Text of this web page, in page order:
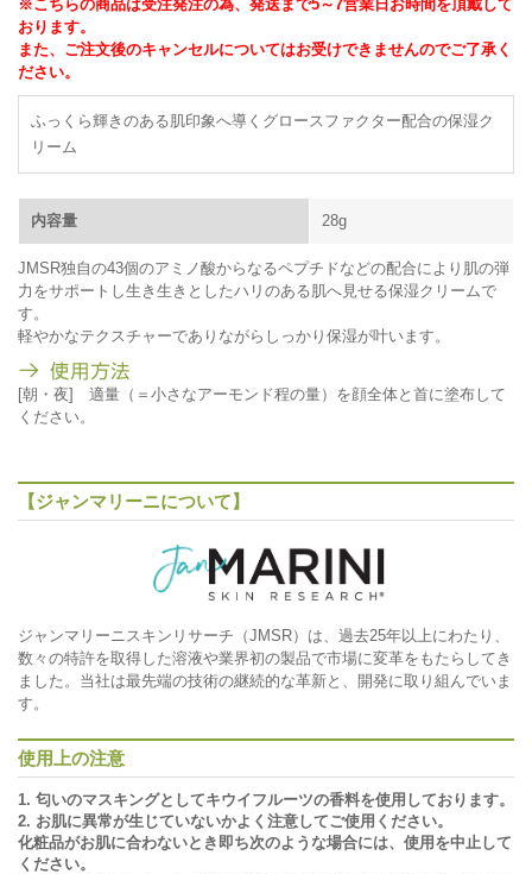
※こちらの商品は受注発注の為、発送まで5～7営業日お時間を頂戴して
おります。
また、ご注文後のキャンセルについてはお受けできませんのでご了承く
ださい。
ふっくら輝きのある肌印象へ導くグロースファクター配合の保湿ク
リーム
内容量 28g
JMSR独自の43個のアミノ酸からなるペプチドなどの配合により肌の弾
力をサポートし生き生きとしたハリのある肌へ見せる保湿クリームで
す。
軽やかなテクスチャーでありながらしっかり保湿が叶います。
[朝・夜] 適量（＝小さなアーモンド程の量）を顔全体と首に塗布して
ください。
【ジャンマリーニについて】
ジャンマリーニスキンリサーチ（JMSR）は、過去25年以上にわたり、
数々の特許を取得した溶液や業界初の製品で市場に変革をもたらしてき
ました。当社は最先端の技術の継続的な革新と、開発に取り組んでいま
す。
使用上の注意
1. 匂いのマスキングとしてキウイフルーツの香料を使用しております。
2. お肌に異常が生じていないかよく注意してご使用ください。
化粧品がお肌に合わないとき即ち次のような場合には、使用を中止して
ください。